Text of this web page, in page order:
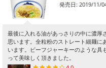
発売日: 2019/11/
最後に入れる油があっさりの中に濃厚
思います。全粒粉のストレート細麺に
います。ビーフジャーキーのような具
って美味しく頂きました。